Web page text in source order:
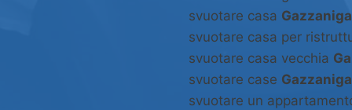
svuotare casa Gazzaniga
svuotare casa per
svuotare casa vecchia
svuotare case Gazzaniga
svuotare un